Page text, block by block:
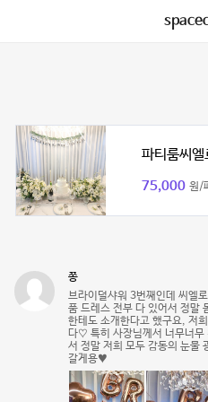
파티룸씨
75,000 원/
쫑
브라이덜샤워 3번째인데 씨엘
품 드레스 전부 다 있어서 정말
한테도 소개한다고 했구요, 저
다♡ 특히 사장님께서 너무너무
서 정말 저희 모두 감동의 눈물
갈게용♥️